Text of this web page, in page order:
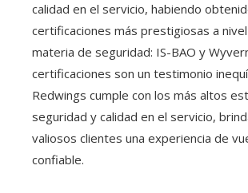
calidad en el servicio, habiendo
certificaciones más prestigiosas a
materia de seguridad: IS-BAO y
certificaciones son un testimonio
Redwings cumple con los más altos
seguridad y calidad en el servicio,
valiosos clientes una experiencia de
confiable.